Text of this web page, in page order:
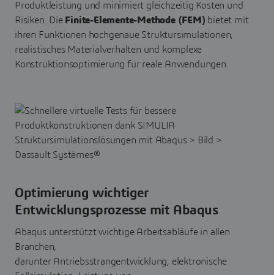
Produktleistung und minimiert gleichzeitig Kosten und
Risiken. Die Finite-Elemente-Methode (FEM) bietet mit
ihren Funktionen hochgenaue Struktursimulationen,
realistisches Materialverhalten und komplexe
Konstruktionsoptimierung für reale Anwendungen.
Optimierung wichtiger
Entwicklungsprozesse mit Abaqus
Abaqus unterstützt wichtige Arbeitsabläufe in allen
Branchen,
darunter Antriebsstrangentwicklung, elektronische